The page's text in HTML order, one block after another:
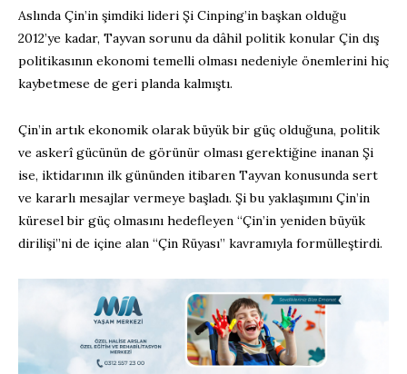
Aslında Çin’in şimdiki lideri Şi Cinping’in başkan olduğu
2012’ye kadar, Tayvan sorunu da dâhil politik konular Çin dış
politikasının ekonomi temelli olması nedeniyle önemlerini hiç
kaybetmese de geri planda kalmıştı.
Çin’in artık ekonomik olarak büyük bir güç olduğuna, politik
ve askerî gücünün de görünür olması gerektiğine inanan Şi
ise, iktidarının ilk gününden itibaren Tayvan konusunda sert
ve kararlı mesajlar vermeye başladı. Şi bu yaklaşımını Çin’in
küresel bir güç olmasını hedefleyen “Çin’in yeniden büyük
dirilişi”ni de içine alan “Çin Rüyası” kavramıyla formülleştirdi.